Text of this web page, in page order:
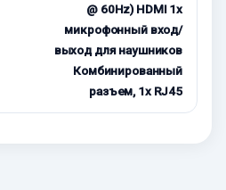
@ 60Hz) HDMI 1x
микрофонный вход/
выход для наушников
Комбинированный
разъем, 1x RJ45